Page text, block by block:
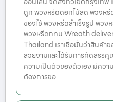
ถูก พวงหรีดดอกไม้สด พวงห
ของใช้ พวงหรีดสำเร็จรูป พว
พวงหรีดกทม Wreath
Thailand เราเชื่อมั่นว่าสินค้า
สวยงามและได้รับการคัดสร
ความเป็นตัวของตัวเอง มีคว
ต้องการขอ